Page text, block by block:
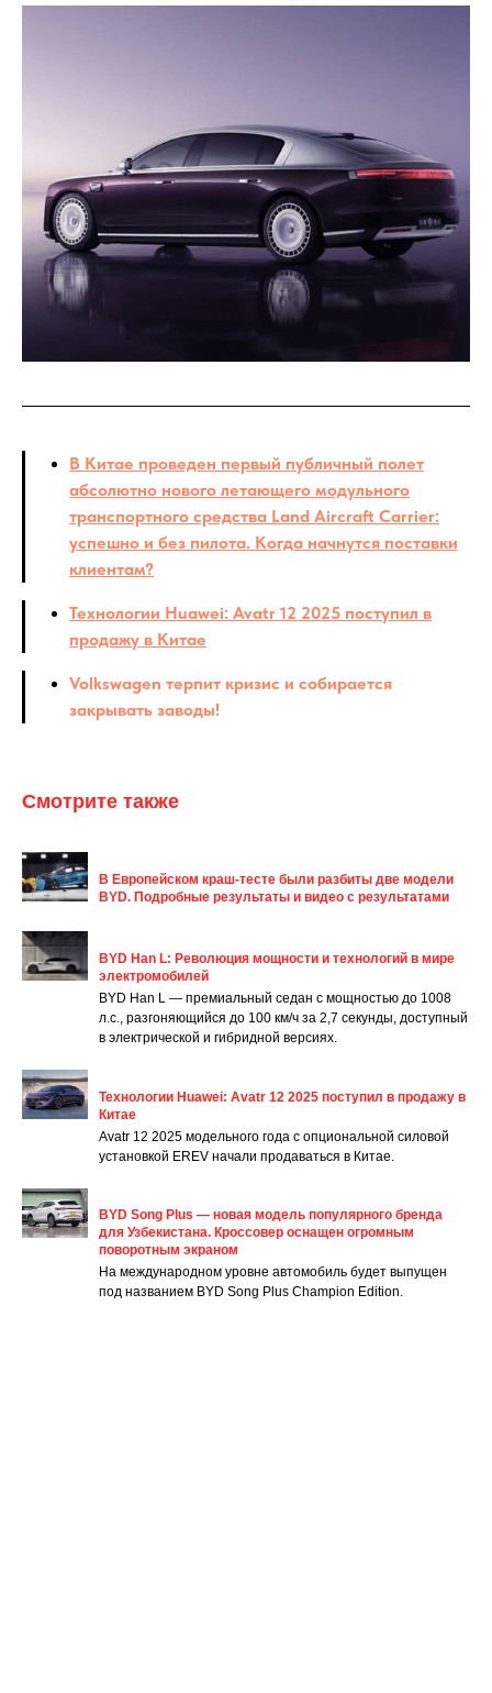
В Китае проведен первый публичный полет
абсолютно нового летающего модульного
транспортного средства Land Aircraft Carrier:
успешно и без пилота. Когда начнутся поставки
клиентам?
Технологии Huawei: Avatr 12 2025 поступил в
продажу в Китае
Volkswagen терпит кризис и собирается
закрывать заводы!
Смотрите также
В Европейском краш-тесте были разбиты две модели
BYD. Подробные результаты и видео с результатами
BYD Han L: Революция мощности и технологий в мире
электромобилей
BYD Han L — премиальный седан с мощностью до 1008
л.с., разгоняющийся до 100 км/ч за 2,7 секунды, доступный
в электрической и гибридной версиях.
Технологии Huawei: Avatr 12 2025 поступил в продажу в
Китае
Avatr 12 2025 модельного года с опциональной силовой
установкой EREV начали продаваться в Китае.
BYD Song Plus — новая модель популярного бренда
для Узбекистана. Кроссовер оснащен огромным
поворотным экраном
На международном уровне автомобиль будет выпущен
под названием BYD Song Plus Champion Edition.